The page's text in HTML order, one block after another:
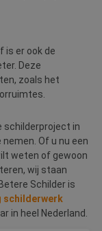
is er ook de
Deze
zoals het
schilderproject in
Of u nu een
weten of gewoon
wij staan
Schilder is
schilderwerk
in heel Nederland.